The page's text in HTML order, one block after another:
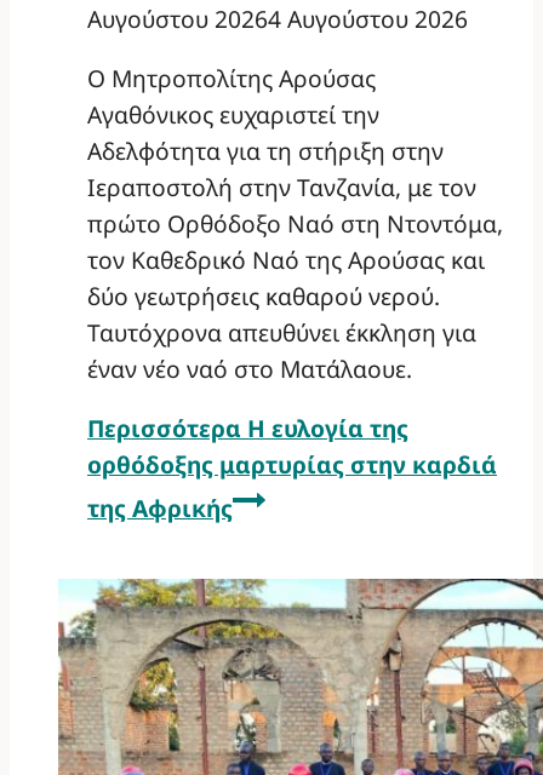
Αυγούστου 20264 Αυγούστου 2026
Ο Μητροπολίτης Αρούσας
Αγαθόνικος ευχαριστεί την
Αδελφότητα για τη στήριξη στην
Ιεραποστολή στην Τανζανία, με τον
πρώτο Ορθόδοξο Ναό στη Ντοντόμα,
τον Καθεδρικό Ναό της Αρούσας και
δύο γεωτρήσεις καθαρού νερού.
Ταυτόχρονα απευθύνει έκκληση για
έναν νέο ναό στο Ματάλαουε.
Περισσότερα Η ευλογία της
ορθόδοξης μαρτυρίας στην καρδιά
της Αφρικής